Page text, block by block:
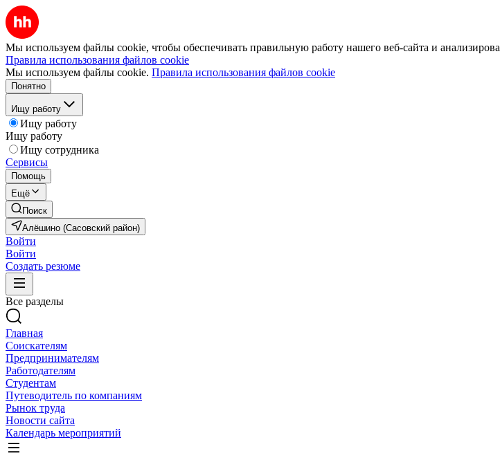
Мы используем файлы cookie, чтобы обеспечивать правильную работу нашего веб-сайта и
Правила использования файлов cookie
Мы используем файлы cookie. Правила использования файлов cookie
Понятно
Ищу работу
Ищу работу
Ищу работу
Ищу сотрудника
Сервисы
Помощь
Ещё
Поиск
Алёшино (Сасовский район)
Войти
Войти
Создать резюме
Все разделы
Главная
Соискателям
Предпринимателям
Работодателям
Студентам
Путеводитель по компаниям
Рынок труда
Новости сайта
Календарь мероприятий